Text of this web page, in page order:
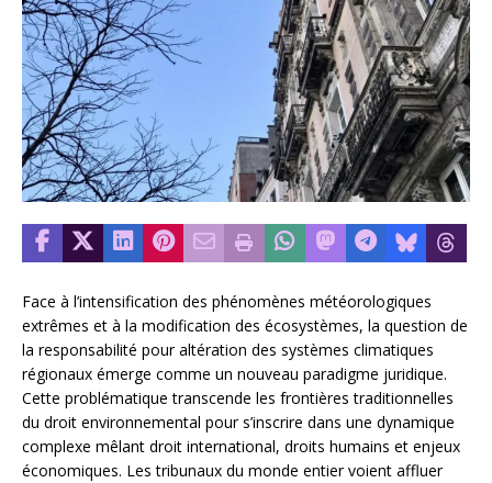
Face à l’intensification des phénomènes météorologiques
extrêmes et à la modification des écosystèmes, la question de
la responsabilité pour altération des systèmes climatiques
régionaux émerge comme un nouveau paradigme juridique.
Cette problématique transcende les frontières traditionnelles
du droit environnemental pour s’inscrire dans une dynamique
complexe mêlant droit international, droits humains et enjeux
économiques. Les tribunaux du monde entier voient affluer